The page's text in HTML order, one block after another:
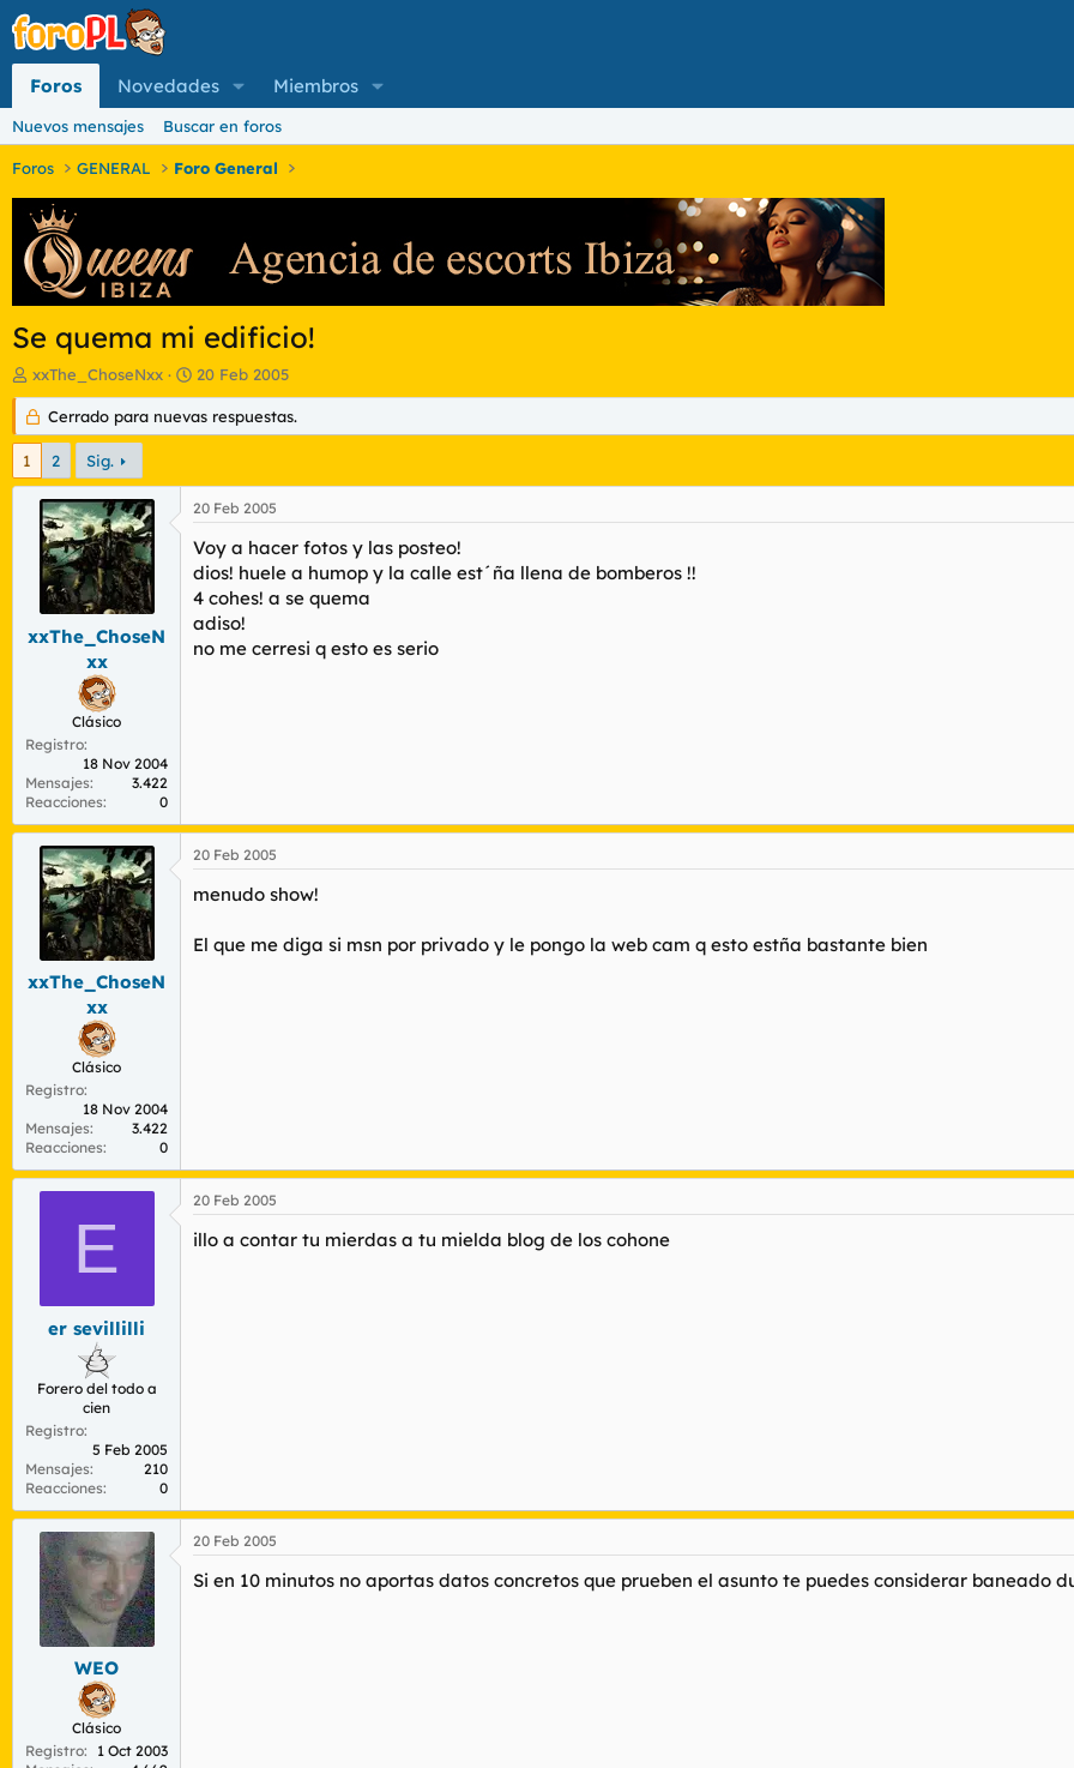
Foros Novedades Miembros
Nuevos mensajes Buscar en foros
Foros GENERAL Foro General
Se quema mi edificio!
I
n
i
c
a
d
t
xxThe_ChoseNxx
F
e
c
h
e
i
n
i
c
i
o
20 Feb 2005
Cerrado para nuevas respuestas.
1 2 Sig.
xxThe_ChoseN
xx
Clásico
Registro
18 Nov 2004
Mensajes
3.422
Reacciones
0
20 Feb 2005
Voy a hacer fotos y las posteo!
dios! huele a humop y la calle est´ña llena de bomberos !!
4 cohes! a se quema
adiso!
no me cerresi q esto es serio
xxThe_ChoseN
xx
Clásico
Registro
18 Nov 2004
Mensajes
3.422
Reacciones
0
20 Feb 2005
menudo show!
El que me diga si msn por privado y le pongo la web cam q esto estña bastante bien
E
er sevillilli
Forero del todo a
cien
Registro
5 Feb 2005
Mensajes
210
Reacciones
0
20 Feb 2005
illo a contar tu mierdas a tu mielda blog de los cohone
WEO
Clásico
Registro
1 Oct 2003
20 Feb 2005
Si en 10 minutos no aportas datos concretos que prueben el asunto te puedes considerar baneado